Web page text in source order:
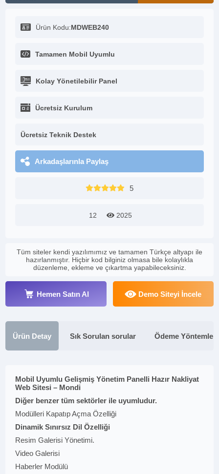
Ürün Kodu:MDWEB240
Tamamen Mobil Uyumlu
Kolay Yönetilebilir Panel
Ücretsiz Kurulum
Ücretsiz Teknik Destek
Arkadaşlarınla Paylaş
5
12 2025
Tüm siteler kendi yazılımımız ve tamamen Türkçe altyapı ile
hazırlanmıştır. Hiçbir kod bilginiz olmasa bile kolaylıkla
düzenleme, ekleme ve çıkartma yapabileceksiniz.
Hemen Satın Al Demo Siteyi İncele
Ürün Detay Sık Sorulan sorular Ödeme Yöntemleri
Mobil Uyumlu Gelişmiş Yönetim Panelli Hazır Nakliyat
Web Sitesi – Mondi
Diğer benzer tüm sektörler ile uyumludur.
Modülleri Kapatıp Açma Özelliği
Dinamik Sınırsız Dil Özelliği
Resim Galerisi Yönetimi.
Video Galerisi
Haberler Modülü